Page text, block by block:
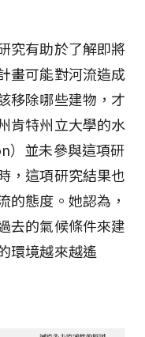
究有助於了解即將
畫可能對河流造成
移除哪些建物，才
肯特州立大學的水
）並未參與這項研
，這項研究結果也
的態度。她認為，
去的氣候條件來建
環境越來越遙